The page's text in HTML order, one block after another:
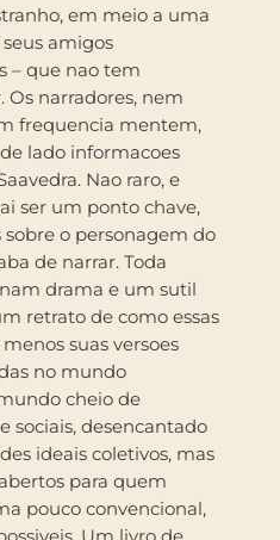
em meio a uma
amigos
– que nao tem
frequencia mentem,
lado informacoes
Nao raro, e
ser um ponto chave,
o personagem do
narrar. Toda
drama e um sutil
retrato de como essas
suas versoes
no mundo
cheio de
sociais, desencantado
ideais coletivos, mas
para quem
pouco convencional,